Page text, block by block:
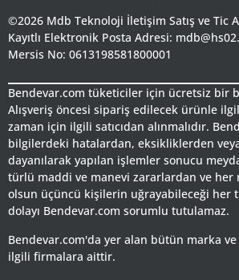
©2026 Mdb Teknoloji İletişim Satış ve Tic
Kayıtlı Elektronik Posta Adresi:
Mersis No: 0613198581800001
Bendevar.com tüketiciler için ücretsiz bir
Alışveriş öncesi sipariş edilecek ürünle
zaman için ilgili satıcıdan alınmalıdır.
bilgilerdeki hatalardan, eksikliklerden
dayanılarak yapılan işlemler sonucu
türlü maddi ve manevi zararlardan ve her
olsun üçüncü kişilerin uğrayabileceği her
dolayı Bendevar.com sorumlu tutulamaz.
Bendevar.com'da yer alan bütün marka
ilgili firmalara aittir.